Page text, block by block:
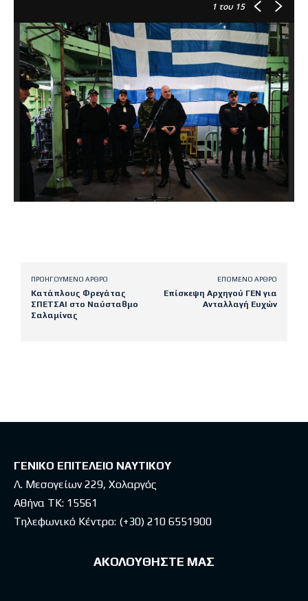
1 του 15
ΠΡΟΗΓΟΎΜΕΝΟ ΆΡΘΡΟ
Κατάπλους Φρεγάτας
ΣΠΕΤΣΑΙ στο Ναύσταθμο
Σαλαμίνας
ΕΠΌΜΕΝΟ ΆΡΘΡΟ
Επίσκεψη Αρχηγού ΓΕΝ για
Ανταλλαγή Ευχών
ΓΕΝΙΚΟ ΕΠΙΤΕΛΕΙΟ ΝΑΥΤΙΚΟΥ
Λ. Μεσογείων 229, Χολαργός
Αθήνα ΤΚ: 15561
Τηλεφωνικό Κέντρο: (+30) 210 6551900
ΑΚΟΛΟΥΘΗΣΤΕ ΜΑΣ